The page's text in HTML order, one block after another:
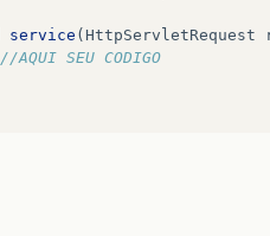
service (HttpServletRequest
//AQUI SEU CODIGO